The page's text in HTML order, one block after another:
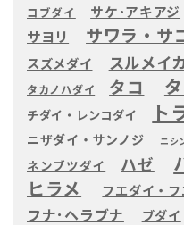
コブダイ サケ･アキアジ
サヨリ サワラ・サ
スズメダイ スルメイカ
タカノハダイ タコ
チダイ・レンコダイ
ト
ニザダイ・サンノジ ニシ
ネンブツダイ ハゼ
ヒラメ フエダイ・
フナ･ヘラブナ ブダイ